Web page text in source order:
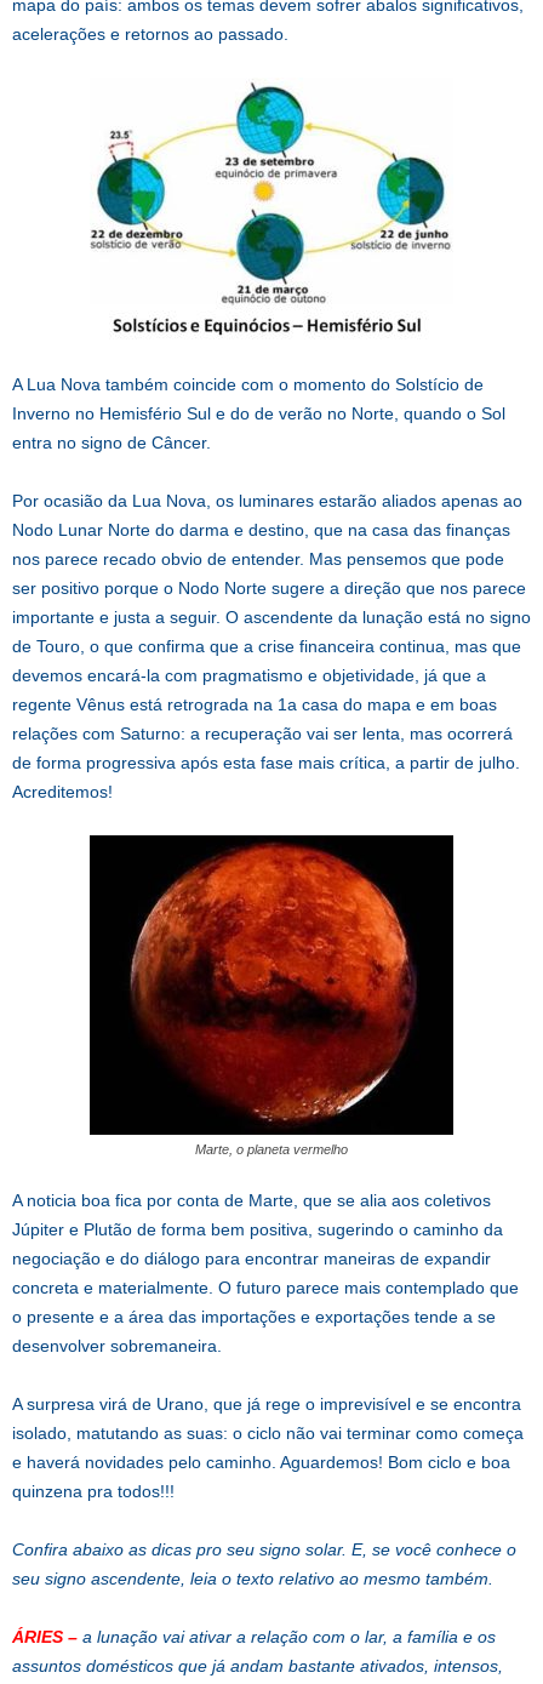
mapa do país: ambos os temas devem sofrer abalos significativos,
acelerações e retornos ao passado.
A Lua Nova também coincide com o momento do Solstício de
Inverno no Hemisfério Sul e do de verão no Norte, quando o Sol
entra no signo de Câncer.
Por ocasião da Lua Nova, os luminares estarão aliados apenas ao
Nodo Lunar Norte do darma e destino, que na casa das finanças
nos parece recado obvio de entender. Mas pensemos que pode
ser positivo porque o Nodo Norte sugere a direção que nos parece
importante e justa a seguir. O ascendente da lunação está no signo
de Touro, o que confirma que a crise financeira continua, mas que
devemos encará-la com pragmatismo e objetividade, já que a
regente Vênus está retrograda na 1a casa do mapa e em boas
relações com Saturno: a recuperação vai ser lenta, mas ocorrerá
de forma progressiva após esta fase mais crítica, a partir de julho.
Acreditemos!
Marte, o planeta vermelho
A noticia boa fica por conta de Marte, que se alia aos coletivos
Júpiter e Plutão de forma bem positiva, sugerindo o caminho da
negociação e do diálogo para encontrar maneiras de expandir
concreta e materialmente. O futuro parece mais contemplado que
o presente e a área das importações e exportações tende a se
desenvolver sobremaneira.
A surpresa virá de Urano, que já rege o imprevisível e se encontra
isolado, matutando as suas: o ciclo não vai terminar como começa
e haverá novidades pelo caminho. Aguardemos! Bom ciclo e boa
quinzena pra todos!!!
Confira abaixo as dicas pro seu signo solar. E, se você conhece o
seu signo ascendente, leia o texto relativo ao mesmo também.
ÁRIES – a lunação vai ativar a relação com o lar, a família e os
assuntos domésticos que já andam bastante ativados, intensos,